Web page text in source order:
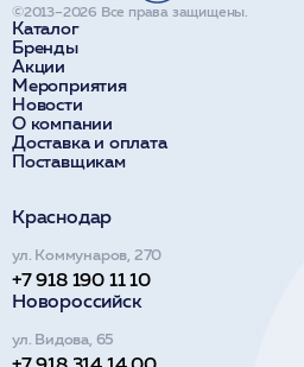
Каталог
Бренды
Акции
Мероприятия
Новости
О компании
Доставка и оплата
Поставщикам
©2013–2026 Все права защищены.
Краснодар
ул. Коммунаров, 270
+7 918 190 11 10
Новороссийск
ул. Видова, 65